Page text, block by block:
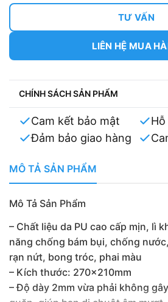
TƯ VẤN
LIÊN HỆ MUA
CHÍNH SÁCH SẢN PHẨM
Cam kết bảo mật
Đảm bảo giao hàng
MÔ TẢ SẢN PHẨM
Mô Tả Sản Phẩm
– Chất liệu da PU cao cấp mịn, lì
năng chống bám bụi, chống
rạn nứt, bong tróc, phai màu
– Kích thước: 270x210mm
– Độ dày 2mm vừa phải không